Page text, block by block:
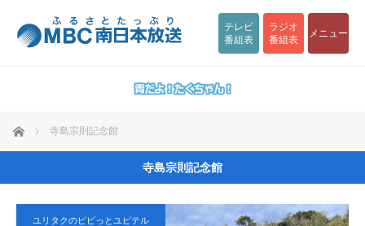
テレビ
番組表
ラジオ
番組表
メニュー
ホーム 寺島宗則記念館
寺島宗則記念館
ユリタクのピピっとユピテル